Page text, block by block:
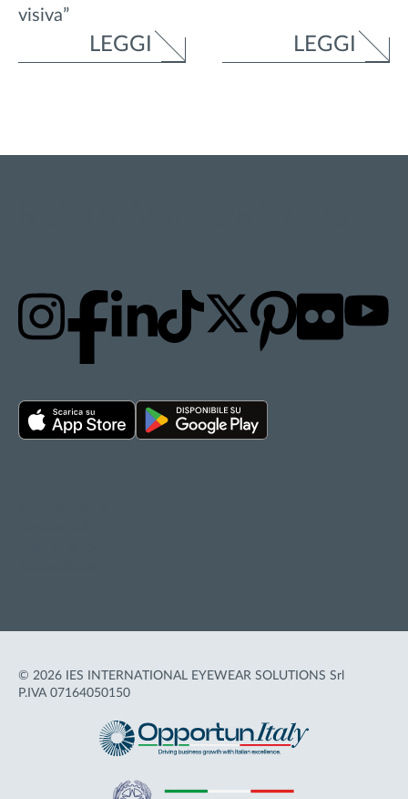
visiva”
LEGGI LEGGI
© 2026 IES INTERNATIONAL EYEWEAR SOLUTIONS Srl
P.IVA 07164050150